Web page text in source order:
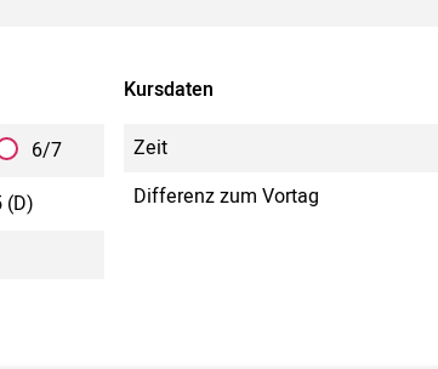
6/7
(D)
Kursdaten
Zeit
Differenz zum Vortag